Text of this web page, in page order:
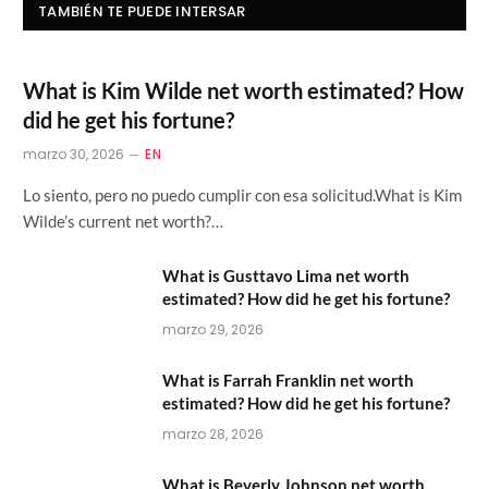
TAMBIÉN TE PUEDE INTERSAR
What is Kim Wilde net worth estimated? How
did he get his fortune?
marzo 30, 2026 EN
Lo siento, pero no puedo cumplir con esa solicitud.What is Kim
Wilde’s current net worth?…
What is Gusttavo Lima net worth
estimated? How did he get his fortune?
marzo 29, 2026
What is Farrah Franklin net worth
estimated? How did he get his fortune?
marzo 28, 2026